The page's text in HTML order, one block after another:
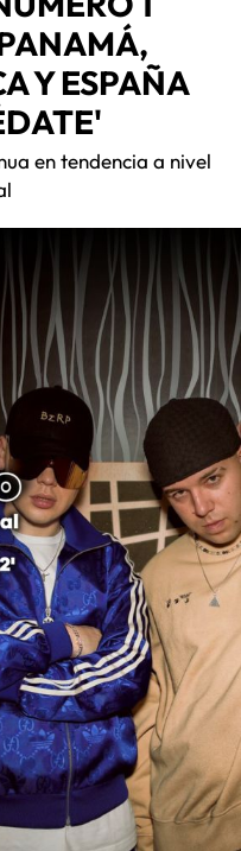
Y ESPAÑA
en tendencia a nivel